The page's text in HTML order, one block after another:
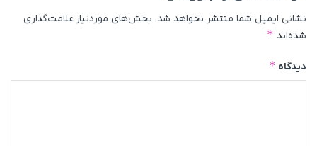
نشانی ایمیل شما منتشر نخواهد شد. بخش‌های موردنیاز علامت‌گذاری
شده‌اند *
دیدگاه *